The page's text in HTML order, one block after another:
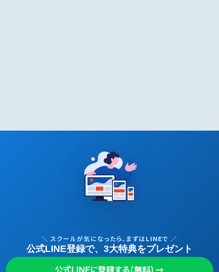
＼ スクールが気になったら、まずはLINEで ／
公式LINE登録で、3大特典をプレゼント
公式LINEに登録する（無料） →